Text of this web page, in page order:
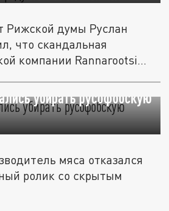
Рижской думы Руслан
что скандальная
компании Rannarootsi...
убирать русофобскую
мяса отказался
ролик со скрытым